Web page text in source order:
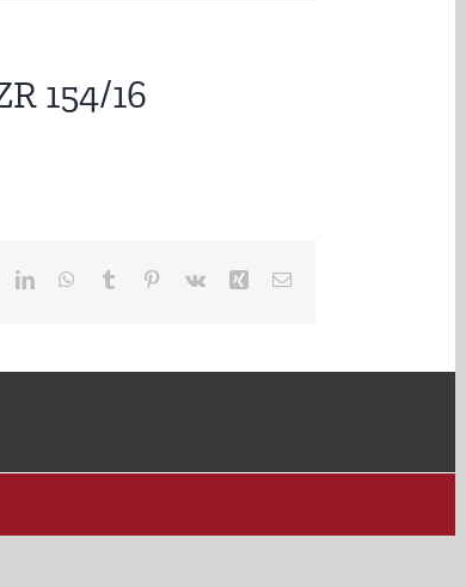
154/16
LinkedInWhatsApp
Tumblr Pinterest
Vk Xing E-